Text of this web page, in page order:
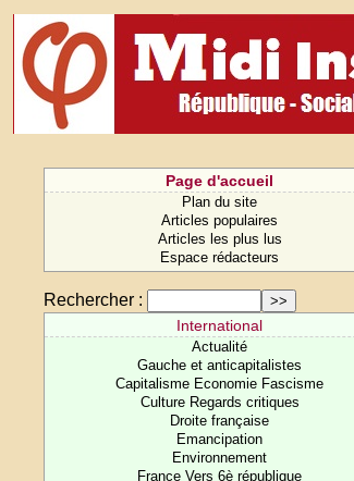
Page d'accueil
Plan du site
Articles populaires
Articles les plus lus
Espace rédacteurs
Rechercher :
International
Actualité
Gauche et anticapitalistes
Capitalisme Economie Fascisme
Culture Regards critiques
Droite française
Emancipation
Environnement
France Vers 6è république